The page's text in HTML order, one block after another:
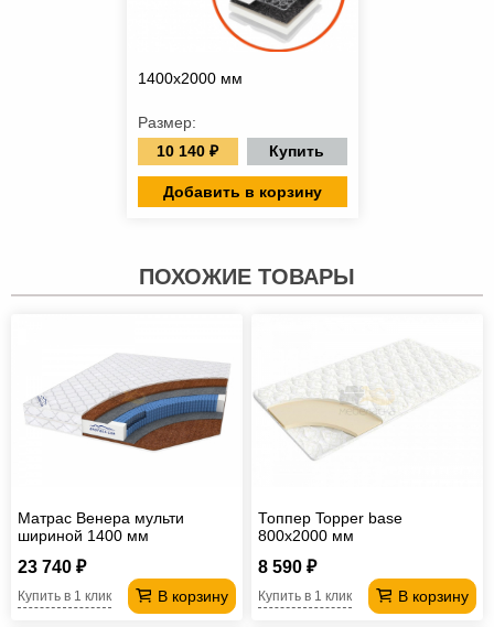
1400х2000 мм
Размер:
10 140 ₽
Купить
Добавить в корзину
ПОХОЖИЕ ТОВАРЫ
Матрас Венера мульти
шириной 1400 мм
23 740 ₽
В корзину
Купить в 1 клик
Топпер Topper base
800х2000 мм
8 590 ₽
В корзину
Купить в 1 клик